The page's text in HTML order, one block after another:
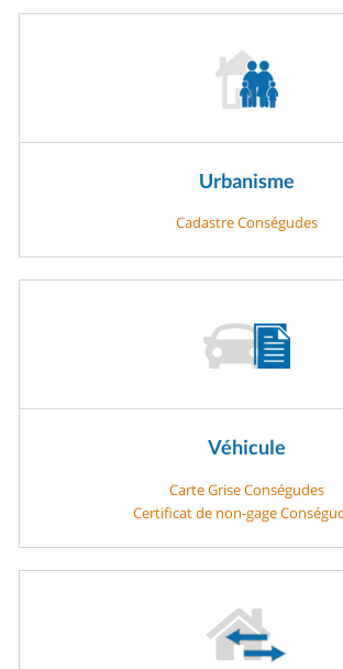
Urbanisme
Cadastre Conségudes
Véhicule
Carte Grise Conségudes
Certificat de non-gage